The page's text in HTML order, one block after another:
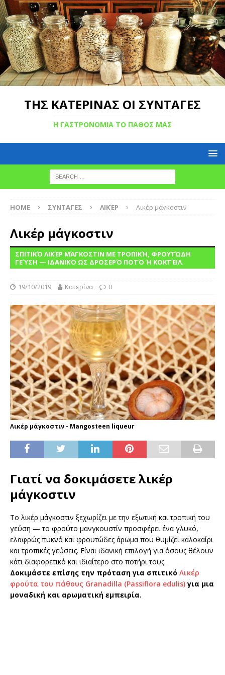
ΤΗΣ ΚΑΤΕΡΙΝΑΣ ΟΙ ΣΥΝΤΑΓΕΣ
Η ΓΑΣΤΡΟΝΟΜΙΑ ΤΟ ΠΑΘΟΣ ΜΑΣ
HOME ΣΥΝΤΑΓΕΣ ΛΙΚΈΡ Λικέρ μάγκοστιν
Λικέρ μάγκοστιν
ΣΠΙΤΙΚΌ ΛΙΚΈΡ ΜΆΓΚΟΣΤΙΝ ΜΕ ΤΡΟΠΙΚΉ, ΦΡΟΥΤΏΔΗ
ΓΕΎΣΗ — ΙΔΑΝΙΚΌ ΩΣ ΔΡΟΣΕΡΌ ΠΟΤΌ Ή ΚΟΚΤΈΙΛ.
19/10/2019 Κατερίνα 0
Λικέρ μάγκοστιν - Mangosteen liqueur
Γιατί να δοκιμάσετε λικέρ
μάγκοστιν
Το λικέρ μάγκοστιν ξεχωρίζει με την εξωτική και τροπική του
γεύση — το φρούτο μανγκουστίν προσφέρει ένα γλυκό,
ελαφρώς πυκνό και φρουτώδες άρωμα που θυμίζει καλοκαίρι
και τροπικές γεύσεις. Είναι ιδανική επιλογή για όσους θέλουν
κάτι διαφορετικό και ιδιαίτερο στο ποτήρι τους.
Δοκιμάστε επίσης την πρόταση για σπιτικό Λικέρ
φρούτα του πάθους Granadilla (Passiflora edulis) για μια
μοναδική και αρωματική εμπειρία.